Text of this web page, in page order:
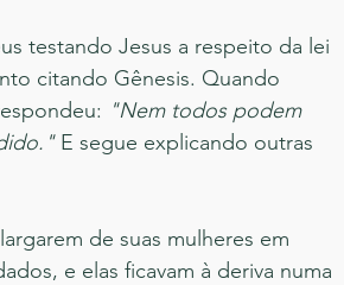
testando Jesus a respeito da lei
citando Gênesis. Quando
"Nem todos podem
E segue explicando outras
de suas mulheres em
e elas ficavam à deriva numa